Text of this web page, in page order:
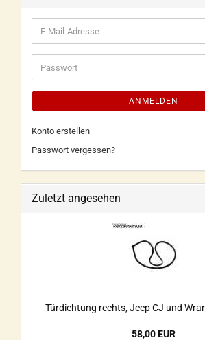
ANMELDEN
Konto erstellen
Passwort vergessen?
Zuletzt angesehen
Türdichtung rechts, Jeep CJ und
58,00 EUR